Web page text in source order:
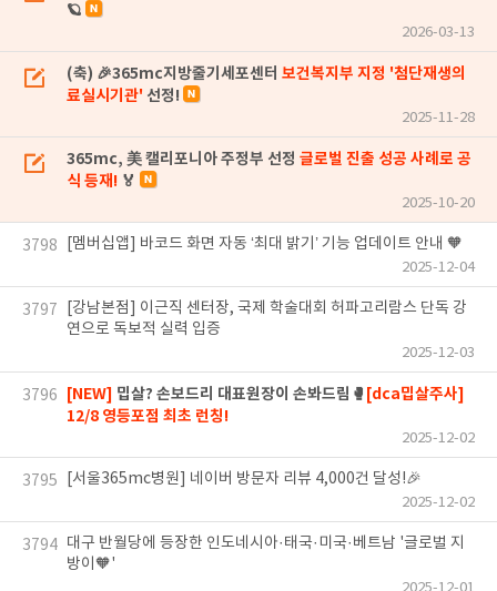
🪐
2026-03-13
(축) 🎉365mc지방줄기세포센터 보건복지부 지정 '첨단재생의
료실시기관' 선정!
2025-11-28
365mc, 美 캘리포니아 주정부 선정 글로벌 진출 성공 사례로 공
식 등재! 🏅
2025-10-20
3798 [멤버십앱] 바코드 화면 자동 ‘최대 밝기’ 기능 업데이트 안내 🧡
2025-12-04
3797
[강남본점] 이근직 센터장, 국제 학술대회 허파고리람스 단독 강
연으로 독보적 실력 입증
2025-12-03
3796 [NEW] 밉살? 손보드리 대표원장이 손봐드림🥊 [dca밉살주사]
12/8 영등포점 최초 런칭!
2025-12-02
3795 [서울365mc병원] 네이버 방문자 리뷰 4,000건 달성!🎉
2025-12-02
3794 대구 반월당에 등장한 인도네시아·태국·미국·베트남 '글로벌 지
방이🧡'